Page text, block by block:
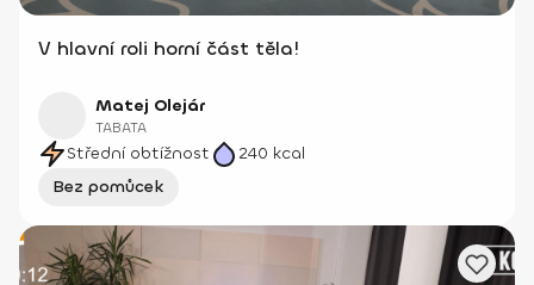
V hlavní roli horní část těla!
Matej Olejár
TABATA
Střední obtížnost 240 kcal
Bez pomůcek